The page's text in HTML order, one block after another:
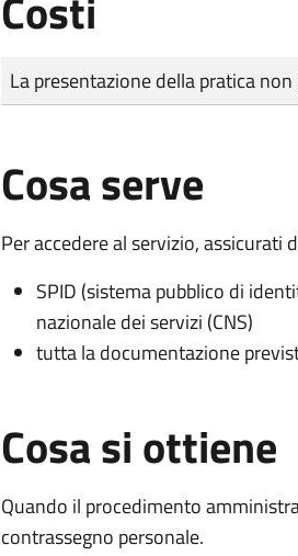
Tipo di pagamento
Importo
La presentazione della pratica
Cosa serve
Per accedere al servizio, assicurati
SPID (sistema pubblico di
nazionale dei servizi (CNS)
tutta la documentazione
Cosa si ottiene
Quando il procedimento
contrassegno personale.